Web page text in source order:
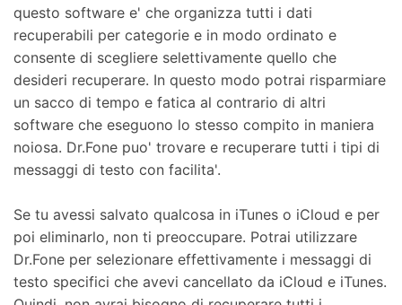
questo software e' che organizza tutti i dati
recuperabili per categorie e in modo ordinato e
consente di scegliere selettivamente quello che
desideri recuperare. In questo modo potrai risparmiare
un sacco di tempo e fatica al contrario di altri
software che eseguono lo stesso compito in maniera
noiosa. Dr.Fone puo' trovare e recuperare tutti i tipi di
messaggi di testo con facilita'.
Se tu avessi salvato qualcosa in iTunes o iCloud e per
poi eliminarlo, non ti preoccupare. Potrai utilizzare
Dr.Fone per selezionare effettivamente i messaggi di
testo specifici che avevi cancellato da iCloud e iTunes.